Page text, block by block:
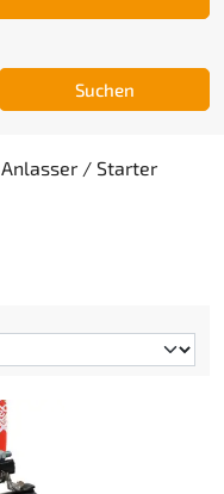
Suchen
Anlasser / Starter